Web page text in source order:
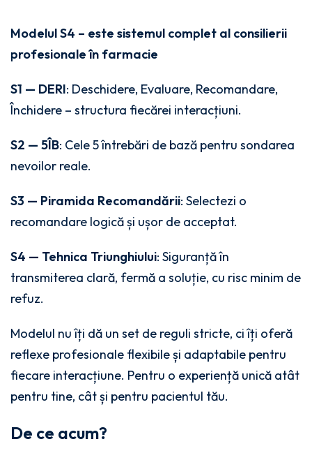
Modelul S4 – este sistemul complet al consilierii
profesionale în farmacie
S1 — DERI: Deschidere, Evaluare, Recomandare,
Închidere – structura fiecărei interacțiuni.
S2 — 5ÎB: Cele 5 întrebări de bază pentru sondarea
nevoilor reale.
S3 — Piramida Recomandării: Selectezi o
recomandare logică și ușor de acceptat.
S4 — Tehnica Triunghiului: Siguranță în
transmiterea clară, fermă a soluție, cu risc minim de
refuz.
Modelul nu îți dă un set de reguli stricte, ci îți oferă
reflexe profesionale flexibile și adaptabile pentru
fiecare interacțiune. Pentru o experiență unică atât
pentru tine, cât și pentru pacientul tău.
De ce acum?